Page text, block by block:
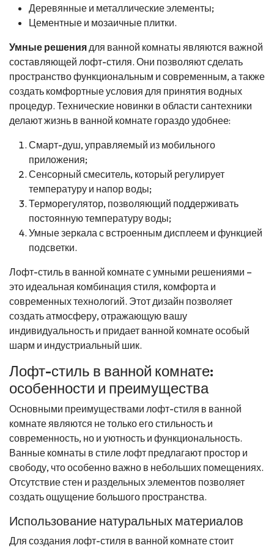
Деревянные и металлические элементы;
Цементные и мозаичные плитки.
Умные решения для ванной комнаты являются важной
составляющей лофт-стиля. Они позволяют сделать
пространство функциональным и современным, а также
создать комфортные условия для принятия водных
процедур. Технические новинки в области сантехники
делают жизнь в ванной комнате гораздо удобнее:
Смарт-душ, управляемый из мобильного
приложения;
Сенсорный смеситель, который регулирует
температуру и напор воды;
Терморегулятор, позволяющий поддерживать
постоянную температуру воды;
Умные зеркала с встроенным дисплеем и функцией
подсветки.
Лофт-стиль в ванной комнате с умными решениями –
это идеальная комбинация стиля, комфорта и
современных технологий. Этот дизайн позволяет
создать атмосферу, отражающую вашу
индивидуальность и придает ванной комнате особый
шарм и индустриальный шик.
Лофт-стиль в ванной комнате:
особенности и преимущества
Основными преимуществами лофт-стиля в ванной
комнате являются не только его стильность и
современность, но и уютность и функциональность.
Ванные комнаты в стиле лофт предлагают простор и
свободу, что особенно важно в небольших помещениях.
Отсутствие стен и раздельных элементов позволяет
создать ощущение большого пространства.
Использование натуральных материалов
Для создания лофт-стиля в ванной комнате стоит